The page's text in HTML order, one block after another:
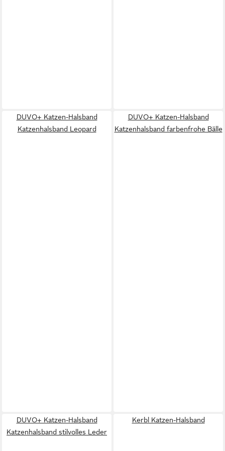
DUVO+ Katzen-Halsband
Katzenhalsband Leopard
DUVO+ Katzen-Halsband
Katzenhalsband farbenfrohe Bälle
DUVO+ Katzen-Halsband
Katzenhalsband stilvolles Leder
Kerbl Katzen-Halsband